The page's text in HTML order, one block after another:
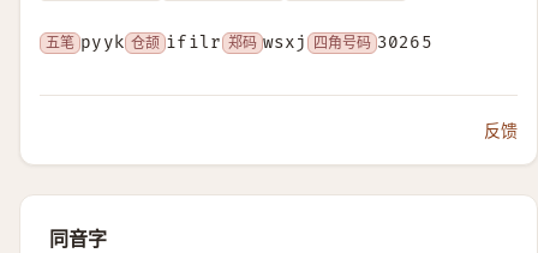
五笔 pyyk 仓颉 ifilr 郑码 wsxj 四角号码 30265
反馈
同音字